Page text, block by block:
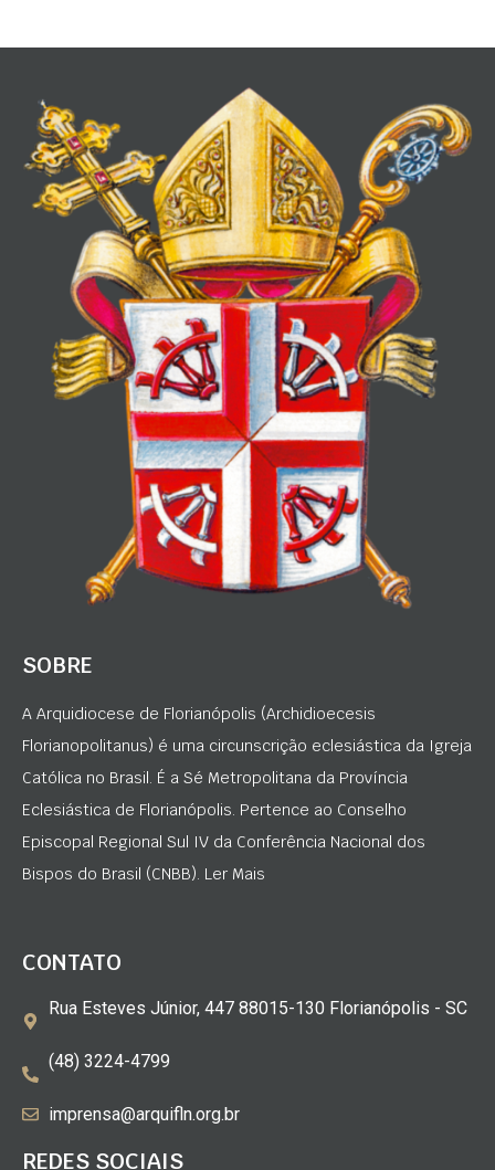
SOBRE
A Arquidiocese de Florianópolis (Archidioecesis
Florianopolitanus) é uma circunscrição eclesiástica da Igreja
Católica no Brasil. É a Sé Metropolitana da Província
Eclesiástica de Florianópolis. Pertence ao Conselho
Episcopal Regional Sul IV da Conferência Nacional dos
Bispos do Brasil (CNBB). Ler Mais
CONTATO
Rua Esteves Júnior, 447 88015-130 Florianópolis - SC
(48) 3224-4799
imprensa@arquifln.org.br
REDES SOCIAIS